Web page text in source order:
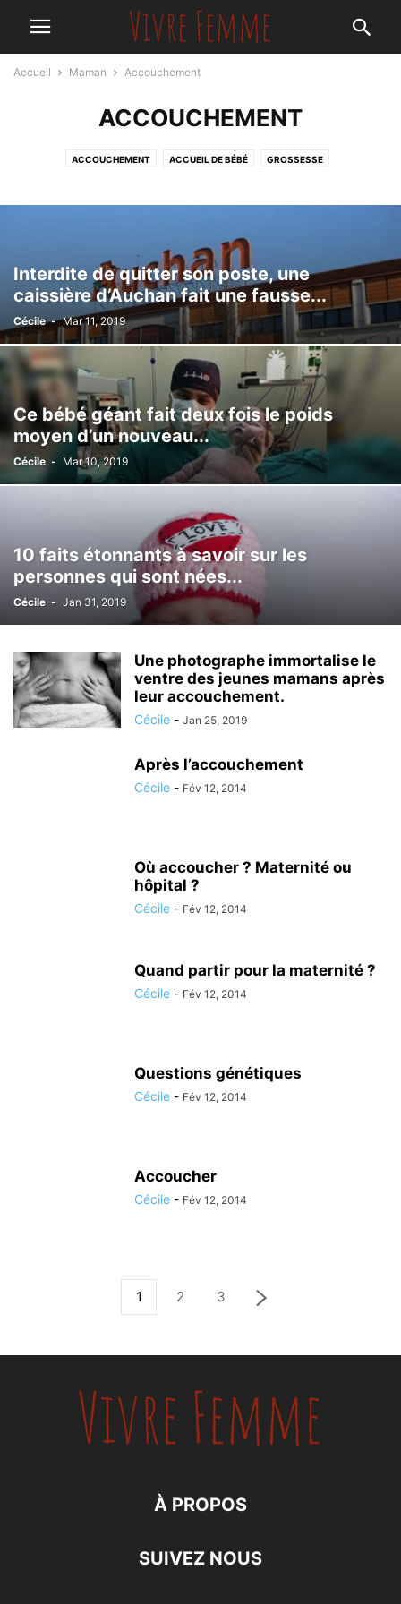
Accueil Maman Accouchement
ACCOUCHEMENT
ACCOUCHEMENT ACCUEIL DE BÉBÉ GROSSESSE
Interdite de quitter son poste, une
caissière d’Auchan fait une fausse...
Cécile - Mar 11, 2019
Ce bébé géant fait deux fois le poids
moyen d’un nouveau...
Cécile - Mar 10, 2019
10 faits étonnants à savoir sur les
personnes qui sont nées...
Cécile - Jan 31, 2019
Une photographe immortalise le
ventre des jeunes mamans après
leur accouchement.
Cécile - Jan 25, 2019
Après l’accouchement
Cécile - Fév 12, 2014
Où accoucher ? Maternité ou
hôpital ?
Cécile - Fév 12, 2014
Quand partir pour la maternité ?
Cécile - Fév 12, 2014
Questions génétiques
Cécile - Fév 12, 2014
Accoucher
Cécile - Fév 12, 2014
1 2 3
À PROPOS
SUIVEZ NOUS